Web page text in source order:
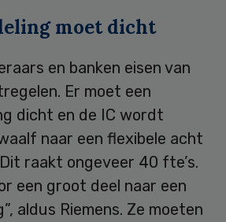
moet dicht
en banken eisen van
Er moet een
dicht en de IC wordt
naar een flexibele acht
raakt ongeveer 40 fte’s.
een groot deel naar een
aldus Riemens. Ze moeten